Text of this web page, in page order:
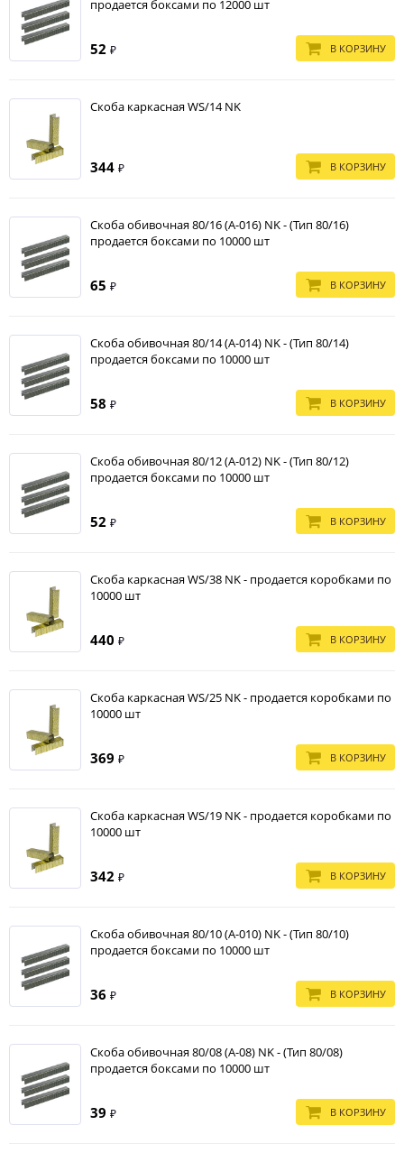
продается боксами по 12000 шт
52 ₽ В КОРЗИНУ
Скоба каркасная WS/14 NK
344 ₽ В КОРЗИНУ
Скоба обивочная 80/16 (А-016) NK - (Тип 80/16)
продается боксами по 10000 шт
65 ₽ В КОРЗИНУ
Скоба обивочная 80/14 (А-014) NK - (Тип 80/14)
продается боксами по 10000 шт
58 ₽ В КОРЗИНУ
Скоба обивочная 80/12 (А-012) NK - (Тип 80/12)
продается боксами по 10000 шт
52 ₽ В КОРЗИНУ
Скоба каркасная WS/38 NK - продается коробками по
10000 шт
440 ₽ В КОРЗИНУ
Скоба каркасная WS/25 NK - продается коробками по
10000 шт
369 ₽ В КОРЗИНУ
Скоба каркасная WS/19 NK - продается коробками по
10000 шт
342 ₽ В КОРЗИНУ
Скоба обивочная 80/10 (А-010) NK - (Тип 80/10)
продается боксами по 10000 шт
36 ₽ В КОРЗИНУ
Скоба обивочная 80/08 (А-08) NK - (Тип 80/08)
продается боксами по 10000 шт
39 ₽ В КОРЗИНУ